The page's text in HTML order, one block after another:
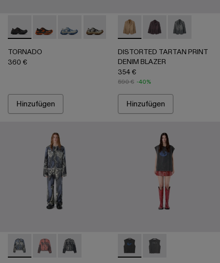
TORNADO - A500043-001 - Multicolor
TORNADO - A500043-009
TORNADO - A500043-008 - Multicolor
TORNADO - A500043-007 -
TORNADO - A500043-006 -
TORNADO - A500043-
TORNADO
360 €
Hinzufügen
DISTORTED TARTAN
DISTORTED
DISTORTED TARTAN PRINT
DENIM BLAZER
354 €
590 € -40%
Hinzufügen
DISTORTED PRINT DISTRESSED DENIM JACKET -
DISTORTED PRINT DISTRESSED DENIM
DISTORTED PRINT DISTRESSED DENIM
ARTWORK SLEEVLESS
ARTWORK